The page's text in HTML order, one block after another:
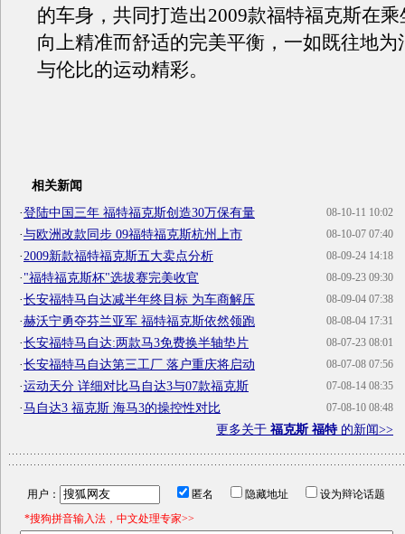
的车身，共同打造出2009款福特福克斯在
向上精准而舒适的完美平衡，一如既往地为
与伦比的运动精彩。
相关新闻
08-10-11 10:02
·登陆中国三年 福特福克斯创造30万保有量
08-10-07 07:40
·与欧洲改款同步 09福特福克斯杭州上市
08-09-24 14:18
·2009新款福特福克斯五大卖点分析
08-09-23 09:30
·"福特福克斯杯"选拔赛完美收官
08-09-04 07:38
·长安福特马自达减半年终目标 为车商解压
08-08-04 17:31
·赫沃宁勇夺芬兰亚军 福特福克斯依然领跑
08-07-23 08:01
·长安福特马自达:两款马3免费换半轴垫片
08-07-08 07:56
·长安福特马自达第三工厂 落户重庆将启动
07-08-14 08:35
·运动天分 详细对比马自达3与07款福克斯
07-08-10 08:48
·马自达3 福克斯 海马3的操控性对比
更多关于 福克斯 福特的新闻>>
用户： 匿名 隐藏地址
设为辩论话题
*搜狗拼音输入法，中文处理专家>>